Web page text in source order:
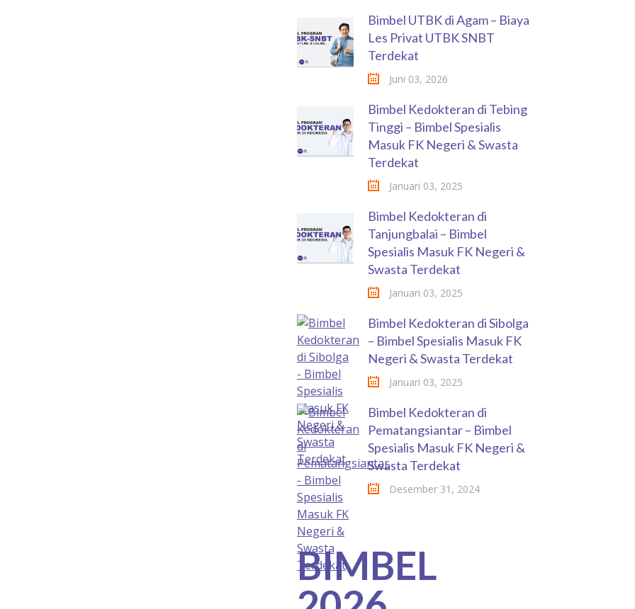
Bimbel UTBK di Agam – Biaya
Les Privat UTBK SNBT
Terdekat
Juni 03, 2026
Bimbel Kedokteran di Tebing
Tinggi – Bimbel Spesialis
Masuk FK Negeri & Swasta
Terdekat
Januari 03, 2025
Bimbel Kedokteran di
Tanjungbalai – Bimbel
Spesialis Masuk FK Negeri &
Swasta Terdekat
Januari 03, 2025
Bimbel Kedokteran di Sibolga
– Bimbel Spesialis Masuk FK
Negeri & Swasta Terdekat
Januari 03, 2025
Bimbel Kedokteran di
Pematangsiantar – Bimbel
Spesialis Masuk FK Negeri &
Swasta Terdekat
Desember 31, 2024
BIMBEL